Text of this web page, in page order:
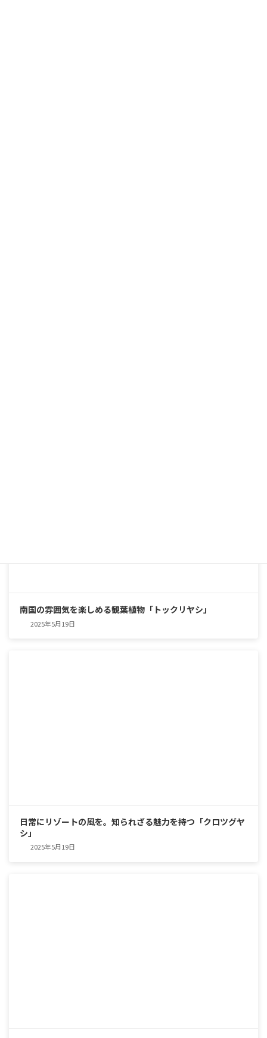
南国の雰囲気を楽しめる観葉植物「トックリヤシ」
2025年5月19日
日常にリゾートの風を。知られざる魅力を持つ「クロツグヤ
シ」
2025年5月19日